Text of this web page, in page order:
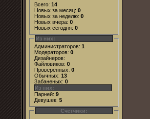
Всего: 14
Новых за месяц: 0
Новых за неделю: 0
Новых вчера: 0
Новых сегодня: 0
Из них:
Администраторов: 1
Модераторов: 0
Дизайнеров:
Файловиков: 0
Проверенных: 0
Обычных: 13
Забаненых: 0
Из них:
Парней: 9
Девушек: 5
Счетчики: